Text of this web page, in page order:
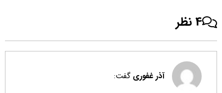
4 نظر
آذر غفوری گفت: